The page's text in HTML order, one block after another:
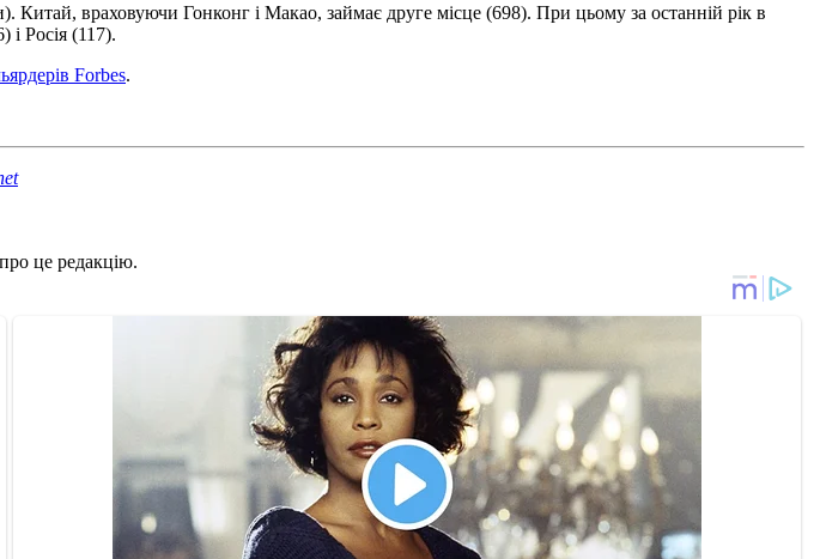
враховуючи Гонконг і Макао, займає друге місце (698). При цьому за останній рік в
і Росія (117).
Forbes.
це редакцію.